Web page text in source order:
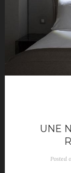
UNE
Posted